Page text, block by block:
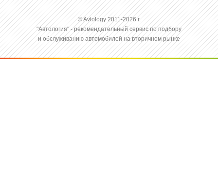
© Avtology 2011-2026 г.
"Автология" - рекомендательный сервис по подбору
и обслуживанию автомобилей на вторичном рынке